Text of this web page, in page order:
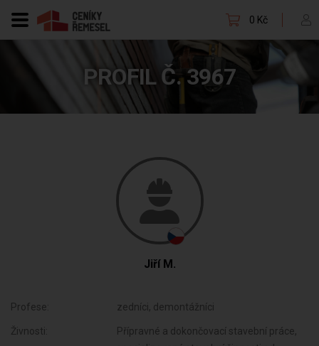
0 Kč
PROFIL Č. 3967
Jiří M.
Profese: zedníci, demontážníci
Živnosti:
Přípravné a dokončovací stavební práce,